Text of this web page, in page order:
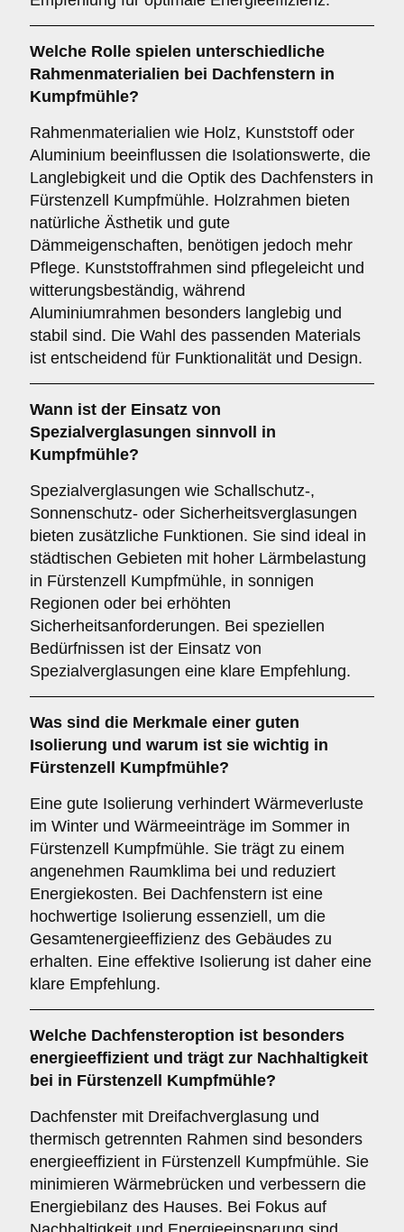
Welche Rolle spielen unterschiedliche
Rahmenmaterialien bei Dachfenstern in
Kumpfmühle?
Rahmenmaterialien wie Holz, Kunststoff oder
Aluminium beeinflussen die Isolationswerte, die
Langlebigkeit und die Optik des Dachfensters in
Fürstenzell Kumpfmühle. Holzrahmen bieten
natürliche Ästhetik und gute
Dämmeigenschaften, benötigen jedoch mehr
Pflege. Kunststoffrahmen sind pflegeleicht und
witterungsbeständig, während
Aluminiumrahmen besonders langlebig und
stabil sind. Die Wahl des passenden Materials
ist entscheidend für Funktionalität und Design.
Wann ist der Einsatz von
Spezialverglasungen sinnvoll in
Kumpfmühle?
Spezialverglasungen wie Schallschutz-,
Sonnenschutz- oder Sicherheitsverglasungen
bieten zusätzliche Funktionen. Sie sind ideal in
städtischen Gebieten mit hoher Lärmbelastung
in Fürstenzell Kumpfmühle, in sonnigen
Regionen oder bei erhöhten
Sicherheitsanforderungen. Bei speziellen
Bedürfnissen ist der Einsatz von
Spezialverglasungen eine klare Empfehlung.
Was sind die Merkmale einer guten
Isolierung und warum ist sie wichtig in
Fürstenzell Kumpfmühle?
Eine gute Isolierung verhindert Wärmeverluste
im Winter und Wärmeeinträge im Sommer in
Fürstenzell Kumpfmühle. Sie trägt zu einem
angenehmen Raumklima bei und reduziert
Energiekosten. Bei Dachfenstern ist eine
hochwertige Isolierung essenziell, um die
Gesamtenergieeffizienz des Gebäudes zu
erhalten. Eine effektive Isolierung ist daher eine
klare Empfehlung.
Welche Dachfensteroption ist besonders
energieeffizient und trägt zur Nachhaltigkeit
bei in Fürstenzell Kumpfmühle?
Dachfenster mit Dreifachverglasung und
thermisch getrennten Rahmen sind besonders
energieeffizient in Fürstenzell Kumpfmühle. Sie
minimieren Wärmebrücken und verbessern die
Energiebilanz des Hauses. Bei Fokus auf